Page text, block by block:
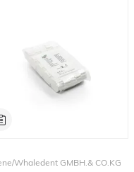
Whaledent GMBH.& CO.KG